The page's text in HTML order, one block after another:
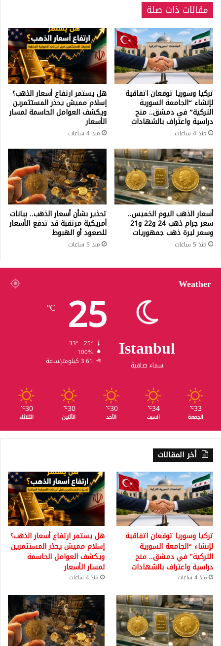
مقالات ذات صلة
تركيا وسوريا توقعان اتفاقية
لإنشاء “الجامعة السورية
التركية” في دمشق.. منح
دراسية واعتراف بالشهادات
منذ 4 ساعات
هل يستمر ارتفاع أسعار الذهب؟
إسلام مميش يحذر المستثمرين
ويكشف العوامل الحاسمة لمسار
الأسعار
منذ 4 ساعات
أسعار الذهب اليوم الخميس..
سعر جرام ذهب 24 و22 و21
وسعر ليرة ذهب جمهوريات
منذ 5 ساعات
تحذير بشأن أسعار الذهب.. بيانات
أمريكية مرتقبة قد تدفع الأسعار
للصعود أو الهبوط
منذ 5 ساعات
Weather
Istanbul
سماء صافية
25
℃
100%
3.61 كيلومتر/ساعة
33
℃
الجمعة
34
℃
السبت
30
℃
الأحد
30
℃
الأثنين
30
℃
الثلاثاء
أخر المقالات
تركيا وسوريا توقعان اتفاقية
لإنشاء “الجامعة السورية
التركية” في دمشق.. منح
دراسية واعتراف بالشهادات
منذ 4 ساعات
هل يستمر ارتفاع أسعار الذهب؟
إسلام مميش يحذر المستثمرين
ويكشف العوامل الحاسمة
لمسار الأسعار
منذ 4 ساعات